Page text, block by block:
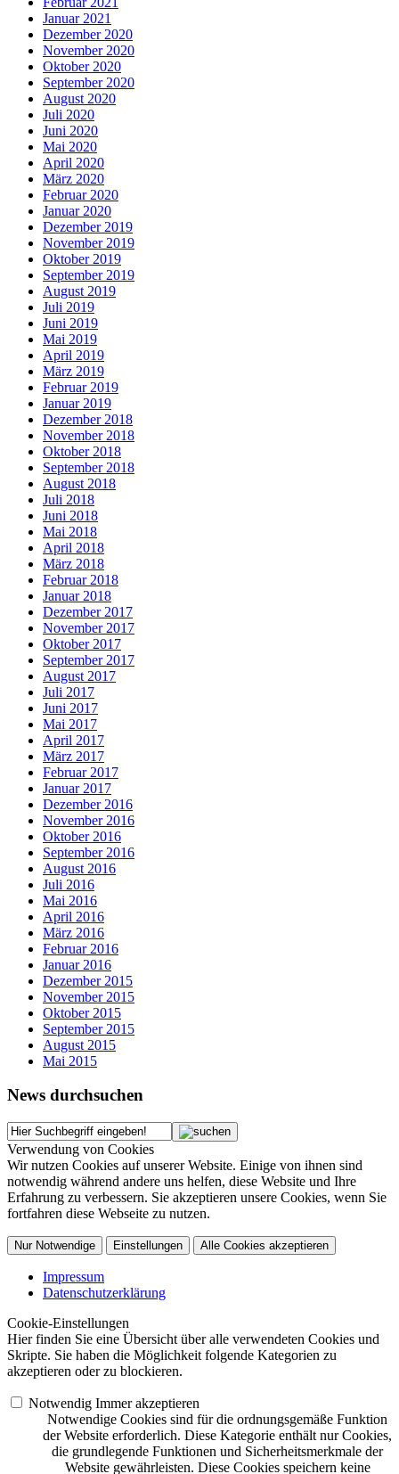
Januar 2021
Dezember 2020
November 2020
Oktober 2020
September 2020
August 2020
Juli 2020
Juni 2020
Mai 2020
April 2020
März 2020
Februar 2020
Januar 2020
Dezember 2019
November 2019
Oktober 2019
September 2019
August 2019
Juli 2019
Juni 2019
Mai 2019
April 2019
März 2019
Februar 2019
Januar 2019
Dezember 2018
November 2018
Oktober 2018
September 2018
August 2018
Juli 2018
Juni 2018
Mai 2018
April 2018
März 2018
Februar 2018
Januar 2018
Dezember 2017
November 2017
Oktober 2017
September 2017
August 2017
Juli 2017
Juni 2017
Mai 2017
April 2017
März 2017
Februar 2017
Januar 2017
Dezember 2016
November 2016
Oktober 2016
September 2016
August 2016
Juli 2016
Mai 2016
April 2016
März 2016
Februar 2016
Januar 2016
Dezember 2015
November 2015
Oktober 2015
September 2015
August 2015
Mai 2015
News durchsuchen
Verwendung von Cookies
Wir nutzen Cookies auf unserer Website. Einige von ihnen sind
notwendig während andere uns helfen, diese Website und Ihre
Erfahrung zu verbessern. Sie akzeptieren unsere Cookies, wenn Sie
fortfahren diese Webseite zu nutzen.
Nur Notwendige Einstellungen Alle Cookies akzeptieren
Impressum
Datenschutzerklärung
Cookie-Einstellungen
Hier finden Sie eine Übersicht über alle verwendeten Cookies und
Skripte. Sie haben die Möglichkeit folgende Kategorien zu
akzeptieren oder zu blockieren.
Notwendig Immer akzeptieren
Notwendige Cookies sind für die ordnungsgemäße Funktion
der Website erforderlich. Diese Kategorie enthält nur Cookies,
die grundlegende Funktionen und Sicherheitsmerkmale der
Website gewährleisten. Diese Cookies speichern keine